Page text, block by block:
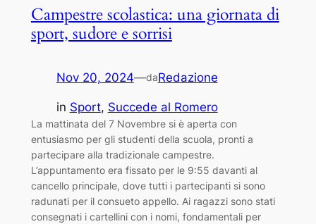
Campestre scolastica: una giornata di
sport, sudore e sorrisi
Nov 20, 2024—daRedazione
in Sport, Succede al Romero
La mattinata del 7 Novembre si è aperta con
entusiasmo per gli studenti della scuola, pronti a
partecipare alla tradizionale campestre.
L’appuntamento era fissato per le 9:55 davanti al
cancello principale, dove tutti i partecipanti si sono
radunati per il consueto appello. Ai ragazzi sono stati
consegnati i cartellini con i nomi, fondamentali per